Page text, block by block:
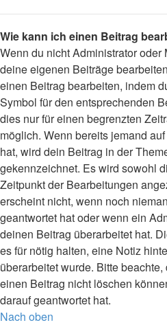
Wie kann ich einen Beitrag
Wenn du nicht Administrator oder
deine eigenen Beiträge
einen Beitrag bearbeiten, indem
Symbol für den entsprechenden
dies nur für einen begrenzten
möglich. Wenn bereits jemand
hat, wird dein Beitrag in der
gekennzeichnet. Es wird sowohl
Zeitpunkt der Bearbeitungen
erscheint nicht, wenn noch
geantwortet hat oder wenn ein
deinen Beitrag überarbeitet hat.
es für nötig halten, eine Notiz
überarbeitet wurde. Bitte
einen Beitrag nicht löschen
darauf geantwortet hat.
Nach oben